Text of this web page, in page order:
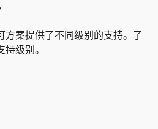
方案提供了不同级别的支持。了
级别。